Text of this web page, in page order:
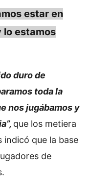
estar en
lo estamos
duro de
toda la
nos jugábamos y
que los metiera
indicó que la base
de